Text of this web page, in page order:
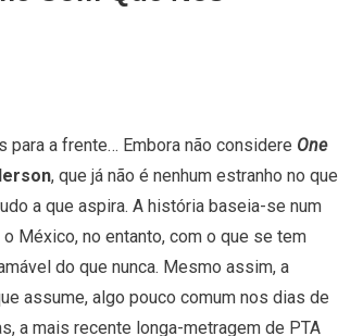
a frente… Embora não considere One
, que já não é nenhum estranho no que
a que aspira. A história baseia-se num
México, no entanto, com o que se tem
do que nunca. Mesmo assim, a
assume, algo pouco comum nos dias de
a mais recente longa-metragem de PTA